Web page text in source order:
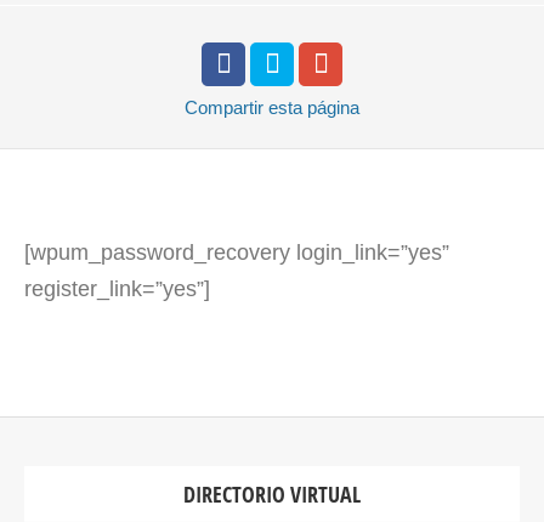
Compartir esta página
[wpum_password_recovery login_link=”yes”
register_link=”yes”]
DIRECTORIO VIRTUAL